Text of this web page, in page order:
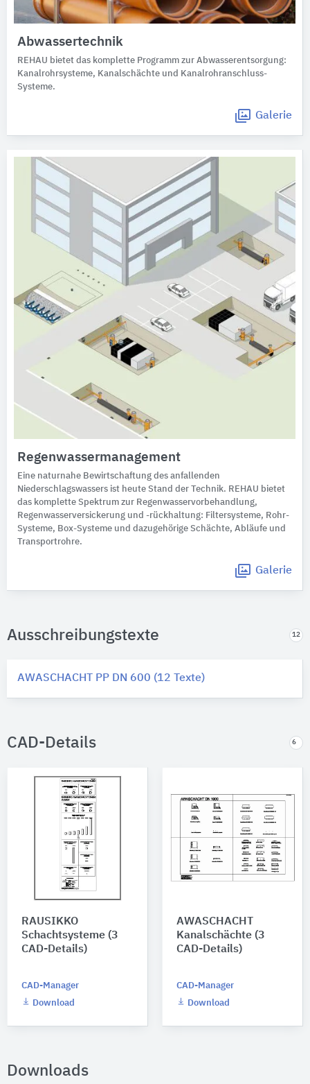
Abwassertechnik
REHAU bietet das komplette Programm zur Abwasserentsorgung:
Kanalrohrsysteme, Kanalschächte und Kanalrohranschluss-
Systeme.
Galerie
Regenwassermanagement
Eine naturnahe Bewirtschaftung des anfallenden
Niederschlagswassers ist heute Stand der Technik. REHAU bietet
das komplette Spektrum zur Regenwasservorbehandlung,
Regenwasserversickerung und -rückhaltung: Filtersysteme, Rohr-
Systeme, Box-Systeme und dazugehörige Schächte, Abläufe und
Transportrohre.
Galerie
Ausschreibungstexte 12
AWASCHACHT PP DN 600 (12 Texte)
CAD-Details 6
RAUSIKKO
Schachtsysteme (3
CAD-Details)
CAD-Manager
Download
AWASCHACHT
Kanalschächte (3
CAD-Details)
CAD-Manager
Download
Downloads